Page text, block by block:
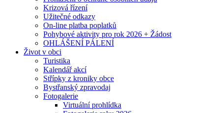
Krizová řízení
Užitečné odkazy
On-line platba poplatků
Pohybové aktivity pro rok 2026 + Žádost
OHLÁŠENÍ PÁLENÍ
Život v obci
Turistika
Kalendář akcí
Střípky z kroniky obce
Bystřanský zpravodaj
Fotogalerie
Virtuální prohlídka